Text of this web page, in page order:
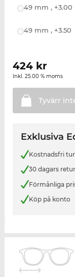
49 mm , +3.00
49 mm , +3.50
424kr
Inkl. 25.00 % moms
Tyvärr
Exklusiva
Kostnadsfri
30 dagars
Förmånliga
Köp på konto